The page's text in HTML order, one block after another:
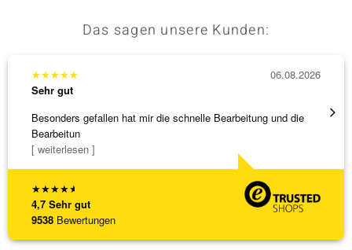
Das sagen unsere Kunden:
★★★★★
4,7 Sehr gut
9538 Bewertungen
★★★★★
Sehr gut
Besonders gefallen hat mir die schnelle Bearbeitung und die
Bearbeitun
[ weiterlesen ]
06.08.2026
Top